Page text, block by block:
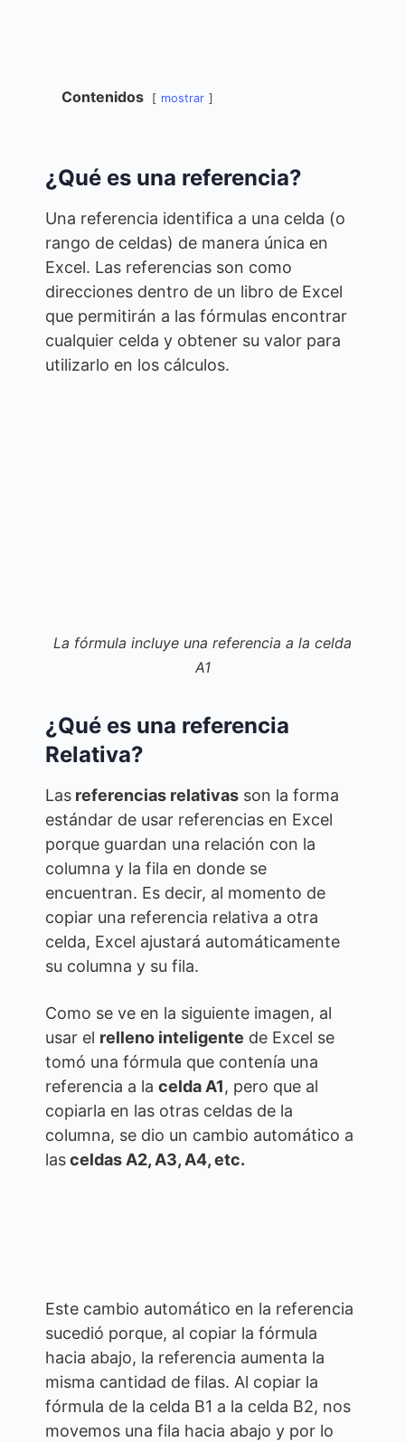
Contenidos mostrar
¿Qué es una referencia?
Una referencia identifica a una celda (o
rango de celdas) de manera única en
Excel. Las referencias son como
direcciones dentro de un libro de Excel
que permitirán a las fórmulas encontrar
cualquier celda y obtener su valor para
utilizarlo en los cálculos.
La fórmula incluye una referencia a la celda
A1
¿Qué es una referencia
Relativa?
Las referencias relativas son la forma
estándar de usar referencias en Excel
porque guardan una relación con la
columna y la fila en donde se
encuentran. Es decir, al momento de
copiar una referencia relativa a otra
celda, Excel ajustará automáticamente
su columna y su fila.
Como se ve en la siguiente imagen, al
usar el relleno inteligente de Excel se
tomó una fórmula que contenía una
referencia a la celda A1, pero que al
copiarla en las otras celdas de la
columna, se dio un cambio automático a
lasceldas A2, A3, A4, etc.
Este cambio automático en la referencia
sucedió porque, al copiar la fórmula
hacia abajo, la referencia aumenta la
misma cantidad de filas. Al copiar la
fórmula de la celda B1 a la celda B2, nos
movemos una fila hacia abajo y por lo